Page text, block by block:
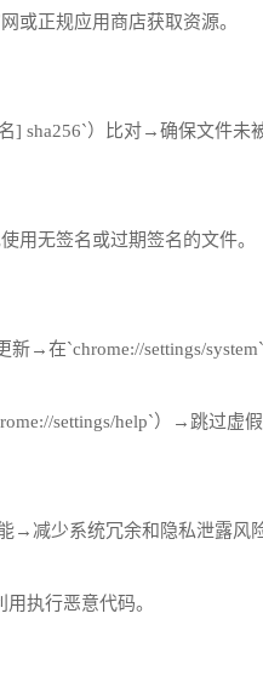
或正规应用商店获取资源。
] sha256`）比对→确保文件
无签名或过期签名的文件。
→在`chrome://settings/
settings/help`）→跳过虚假
→减少系统冗余和隐私泄露风险
执行恶意代码。